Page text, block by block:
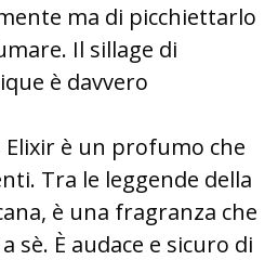
ma di picchiettarlo
Il sillage di
è davvero
è un profumo che
Tra le leggende della
è una fragranza che
sè. È audace e sicuro di